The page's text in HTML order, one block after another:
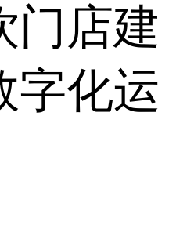
门店建
字化运